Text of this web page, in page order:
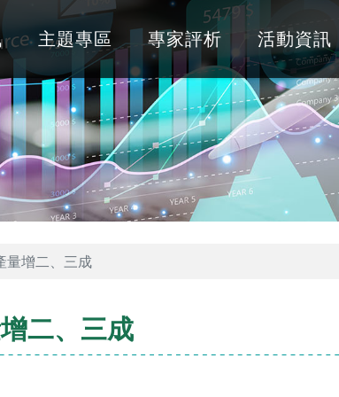
主題專區 專家評析 活動資訊
量增二、三成
二、三成